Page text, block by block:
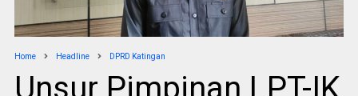
Home Headline DPRD Katingan
Unsur Pimpinan LPT-IK